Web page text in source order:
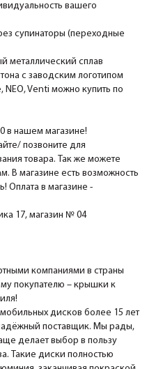
вашего
супинаторы (переходные
металлический сплав
с заводским логотипом
Venti можно купить по
в нашем магазине!
позвоните для
товара. Так же можете
В магазине есть возможность
Оплата в магазине -
17, магазин № 04
компаниями в страны
покупателю – крышки к
дисков более 15 лет
поставщик. Мы рады,
делает выбор в пользу
Такие диски полностью